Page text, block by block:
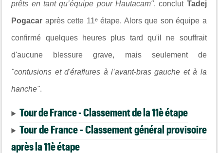
prêts en tant qu’équipe pour Hautacam", conclut Tadej
Pogacar après cette 11ᵉ étape. Alors que son équipe a
confirmé quelques heures plus tard qu'il ne souffrait
d'aucune blessure grave, mais seulement de
"contusions et d'éraflures à l’avant-bras gauche et à la
hanche".
Tour de France - Classement de la 11è étape
Tour de France - Classement général provisoire
après la 11è étape